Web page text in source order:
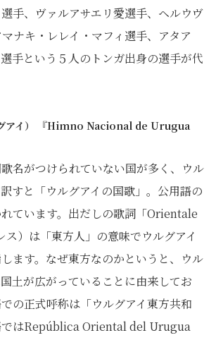
手、ヴァルアサエリ愛選手、ヘルウヴ
ナキ・レレイ・マフィ選手、アタア
手という５人のトンガ出身の選手が代
アイ） 『Himno Nacional de Urugua
名がつけられていない国が多く、ウル
すと「ウルグアイの国歌」。公用語の
ています。出だしの歌詞「Orientale
ス）は「東方人」の意味でウルグアイ
ます。なぜ東方なのかというと、ウル
土が広がっていることに由来してお
の正式呼称は「ウルグアイ東方共和
ではRepública Oriental del Urugua